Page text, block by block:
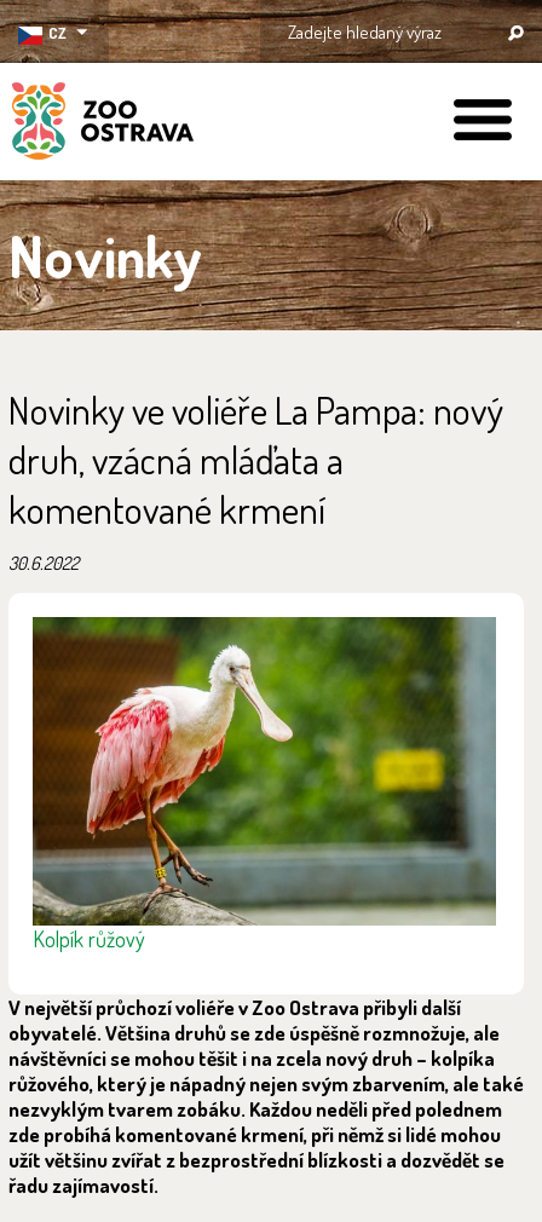
CZ
ZOO Ostrava
Novinky
Novinky ve voliéře La Pampa: nový
druh, vzácná mláďata a
komentované krmení
30.6.2022
Kolpík růžový
V největší průchozí voliéře v Zoo Ostrava přibyli další
obyvatelé. Většina druhů se zde úspěšně rozmnožuje, ale
návštěvníci se mohou těšit i na zcela nový druh – kolpíka
růžového, který je nápadný nejen svým zbarvením, ale také
nezvyklým tvarem zobáku. Každou neděli před polednem
zde probíhá komentované krmení, při němž si lidé mohou
užít většinu zvířat z bezprostřední blízkosti a dozvědět se
řadu zajímavostí.